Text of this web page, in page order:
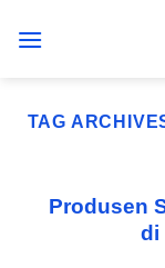
TAG
Produsen
di